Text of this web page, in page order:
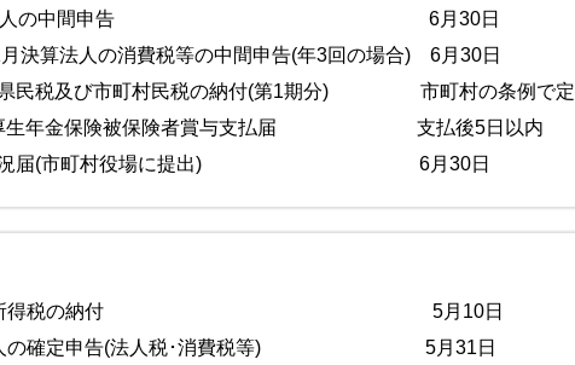
決算法人の中間申告 6月30日
決算法人の消費税等の中間申告(年3回の場合) 6月30日
県民税及び市町村民税の納付(第1期分) 市町村の条例で定
厚生年金保険被保険者賞与支払届 支払後5日以内
現況届(市町村役場に提出) 6月30日
分源泉所得税の納付 5月10日
人の確定申告(法人税･消費税等) 5月31日